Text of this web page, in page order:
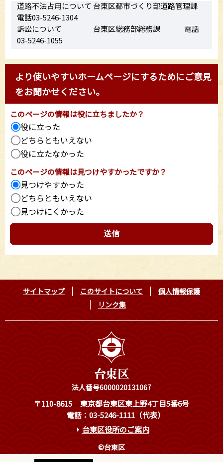
道路不法占用について 台東区都市づくり部道路管理課
電話03-5246-1304
訴訟について 台東区総務部総務課 電話
03-5246-1055
より使いやすいホームページにするためにご意見
をお聞かせください。
このページの情報は役に立ちましたか？
役に立った
どちらともいえない
役に立たなかった
このページの情報は見つけやすかったですか？
見つけやすかった
どちらともいえない
見つけにくかった
サイトマップ このサイトについて
個人情報保護
リンク集
法人番号6000020131067
〒110-8615
東京都台東区東上野4丁目5番6号
電話：03-5246-1111（代表）
台東区役所のご案内
©台東区